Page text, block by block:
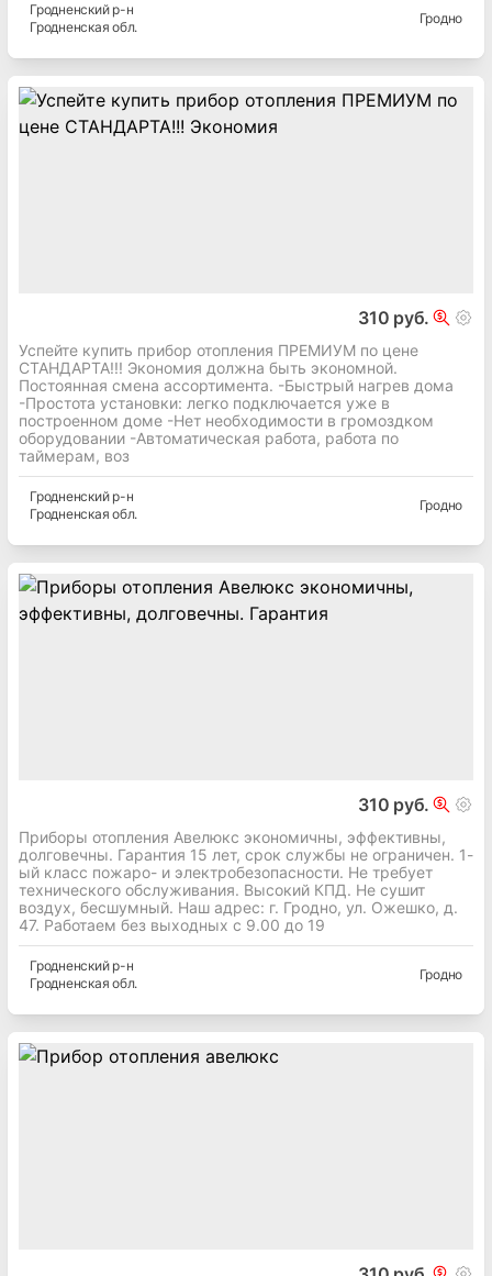
Гродненскийр-н
Гродненская обл.
Гродно
310 руб.
Успейте купить прибор отопления ПРЕМИУМ по цене
СТАНДАРТА!!! Экономия должна быть экономной.
Постоянная смена ассортимента. -Быстрый нагрев дома
-Простота установки: легко подключается уже в
построенном доме -Нет необходимости в громоздком
оборудовании -Автоматическая работа, работа по
таймерам, воз
Гродненскийр-н
Гродненская обл.
Гродно
310 руб.
Приборы отопления Авелюкс экономичны, эффективны,
долговечны. Гарантия 15 лет, срок службы не ограничен. 1-
ый класс пожаро- и электробезопасности. Не требует
технического обслуживания. Высокий КПД. Не сушит
воздух, бесшумный. Наш адрес: г. Гродно, ул. Ожешко, д.
47. Работаем без выходных с 9.00 до 19
Гродненскийр-н
Гродненская обл.
Гродно